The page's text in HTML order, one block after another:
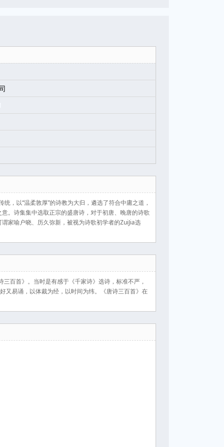
，以“温柔敦厚”的诗教为大归，遴选了符合中庸之道，
。诗集集中选取正宗的盛唐诗，对于初唐、晚唐的诗歌
家喻户晓、历久弥新，被视为诗歌初学者的ZuiJia选
百首》。当时是有感于《千家诗》选诗，标准不严，
又易诵，以体裁为经，以时间为纬。《唐诗三百首》在